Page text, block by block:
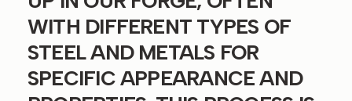
WITH DIFFERENT TYPES OF
STEEL AND METALS FOR
SPECIFIC APPEARANCE AND